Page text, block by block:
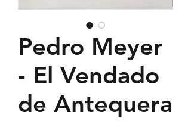
Pedro Meyer
- El Vendado
de Antequera